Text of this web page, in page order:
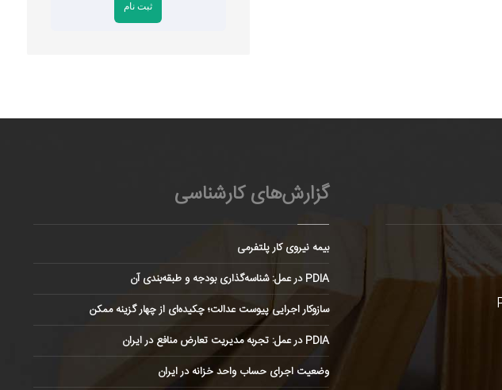
گزارش‌های کارشناسی
بیمه نیروی کار پلتفرمی
PDIA در عمل: شناسه‌گذاری بودجه و طبقه‌بندی آن
سازوکار اجرایی پیوست عدالت؛ چکیده‌ای از چهار گزینه ممکن
PDIA در عمل: تجربه مدیریت تعارض منافع در ایران
وضعیت اجرای حساب واحد خزانه در ایران